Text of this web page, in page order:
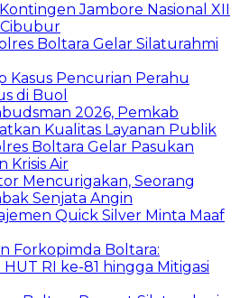
Jambore Nasional XII
Boltara Gelar Silaturahmi
Kasus Pencurian Perahu
di Buol
2026, Pemkab
Kualitas Layanan Publik
Boltara Gelar Pasukan
Krisis Air
Mencurigakan, Seorang
Senjata Angin
Quick Silver Minta Maaf
Forkopimda Boltara:
RI ke-81 hingga Mitigasi